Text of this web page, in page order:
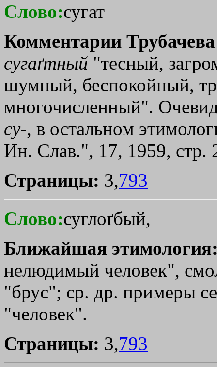
Слово:сугат
Комментарии
сугаґтный "тесный,
шумный, беспокойный,
многочисленный".
су-, в остальном
Ин. Слав.", 17, 1959, стр.
Страницы: 3,793
Слово:суглоґбый,
Ближайшая
нелюдимый человек",
"брус"; ср. др. примеры
"человек".
Страницы: 3,793